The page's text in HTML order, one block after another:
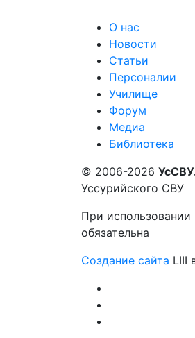
О нас
Новости
Статьи
Персоналии
Училище
Форум
Медиа
Библиотека
© 2006-2026
Уссурийского СВУ
При использовании
обязательна
Создание сайта LIII